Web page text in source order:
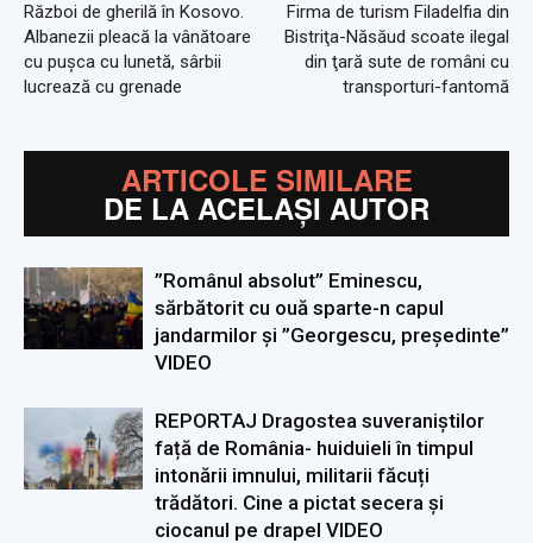
Război de gherilă în Kosovo.
Albanezii pleacă la vânătoare
cu puşca cu lunetă, sârbii
lucrează cu grenade
Firma de turism Filadelfia din
Bistriţa-Năsăud scoate ilegal
din ţară sute de români cu
transporturi-fantomă
ARTICOLE SIMILARE
DE LA ACELAȘI AUTOR
”Românul absolut” Eminescu,
sărbătorit cu ouă sparte-n capul
jandarmilor și ”Georgescu, președinte”
VIDEO
REPORTAJ Dragostea suveraniștilor
față de România- huiduieli în timpul
intonării imnului, militarii făcuți
trădători. Cine a pictat secera și
ciocanul pe drapel VIDEO